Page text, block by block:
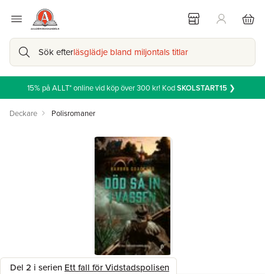
Sök efterläsglädje bland miljontals titlar
15% på ALLT* online vid köp över 300 kr! KodSKOLSTART15 ❯
Deckare Polisromaner
Del 2 i serien Ett fall för Vidstadspolisen